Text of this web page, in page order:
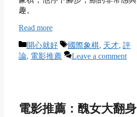
趣。
Read more
Categories
開心就好 Tags
國際象棋, 天才, 評
論, 電影推薦 Leave a comment
電影推薦：醜女大翻身